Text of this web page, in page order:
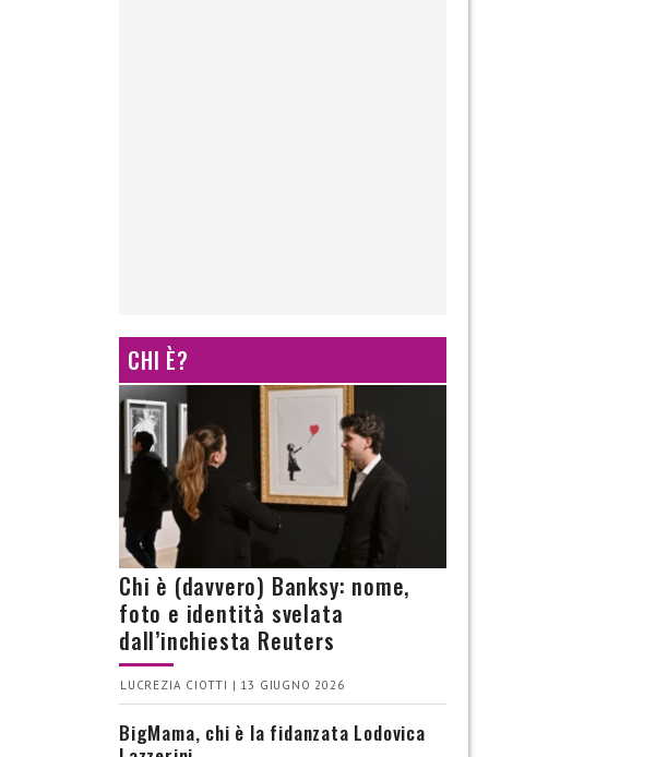
CHI È?
Chi è (davvero) Banksy: nome,
foto e identità svelata
dall’inchiesta Reuters
LUCREZIA CIOTTI | 13 GIUGNO 2026
BigMama, chi è la fidanzata Lodovica